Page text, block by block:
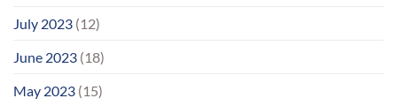
July 2023 (12)
June 2023 (18)
May 2023 (15)